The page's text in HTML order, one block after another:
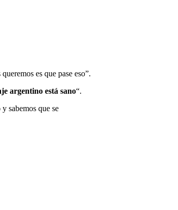
es que pase eso”.
argentino está sano“.
sabemos que se